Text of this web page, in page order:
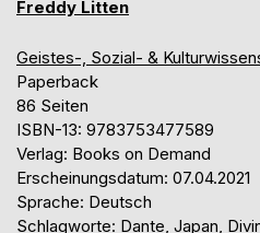
Freddy Litten
Geistes-, Sozial- &
Paperback
86 Seiten
ISBN-13: 9783753477589
Verlag: Books on Demand
Erscheinungsdatum: 07.04.2021
Sprache: Deutsch
Schlagworte: Dante, Japan,